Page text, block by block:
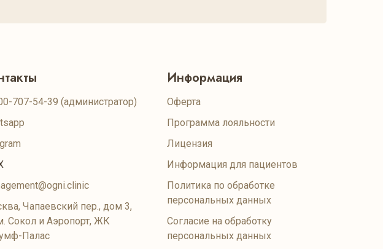
707-54-39 (администратор)
Чапаевский пер., дом 3,
Сокол и Аэропорт, ЖК
Палас
Информация
Оферта
Программа лояльности
Лицензия
Информация для пациентов
Политика по обработке
персональных данных
Согласие на обработку
персональных данных